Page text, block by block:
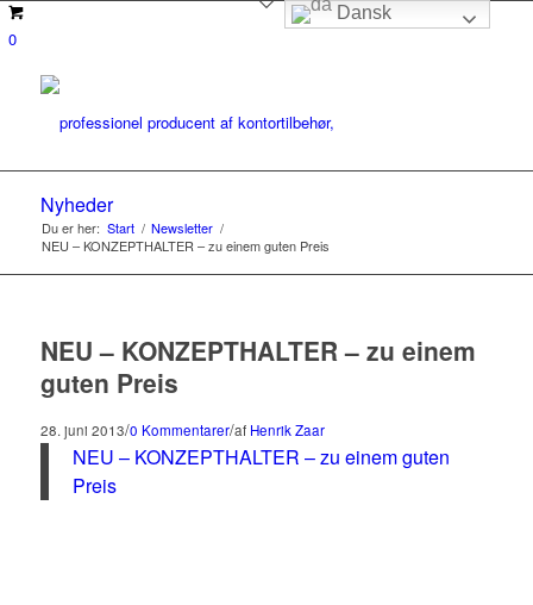
0
Nyheder
Du er her: Start / Newsletter /
NEU – KONZEPTHALTER – zu einem guten Preis
NEU – KONZEPTHALTER – zu einem
guten Preis
28. juni 2013/0 Kommentarer/af Henrik Zaar
NEU – KONZEPTHALTER – zu einem guten
Preis
Dansk